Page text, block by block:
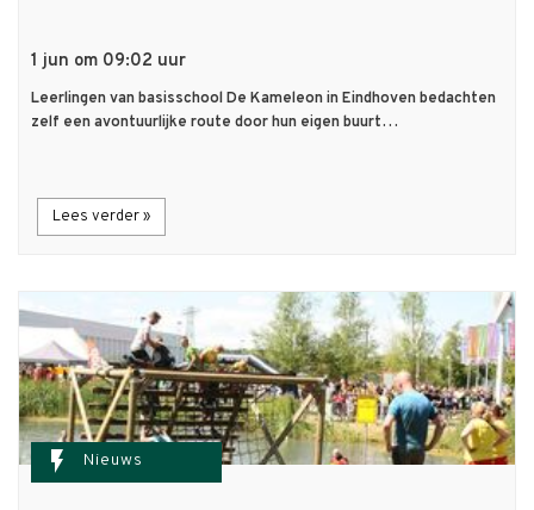
1 jun om 09:02 uur
Leerlingen van basisschool De Kameleon in Eindhoven bedachten
zelf een avontuurlijke route door hun eigen buurt…
Lees verder »
flash_on Nieuws